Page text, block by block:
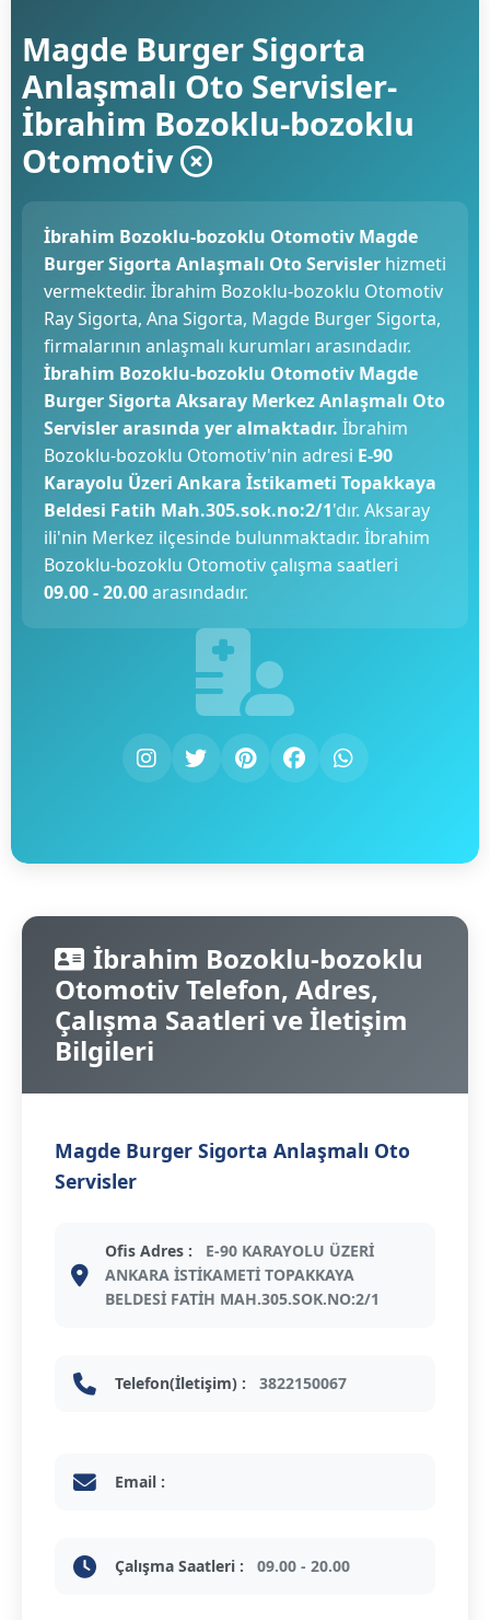
Magde Burger Sigorta
Anlaşmalı Oto Servisler-
İbrahim Bozoklu-bozoklu
Otomotiv
İbrahim Bozoklu-bozoklu Otomotiv Magde
Burger Sigorta Anlaşmalı Oto Servisler hizmeti
vermektedir. İbrahim Bozoklu-bozoklu Otomotiv
Ray Sigorta, Ana Sigorta, Magde Burger Sigorta,
firmalarının anlaşmalı kurumları arasındadır.
İbrahim Bozoklu-bozoklu Otomotiv Magde
Burger Sigorta Aksaray Merkez Anlaşmalı Oto
Servisler arasında yer almaktadır. İbrahim
Bozoklu-bozoklu Otomotiv'nin adresi E-90
Karayolu Üzeri Ankara İstikameti Topakkaya
Beldesi Fatih Mah.305.sok.no:2/1'dır. Aksaray
ili'nin Merkez ilçesinde bulunmaktadır. İbrahim
Bozoklu-bozoklu Otomotiv çalışma saatleri
09.00 - 20.00arasındadır.
İbrahim Bozoklu-bozoklu
Otomotiv Telefon, Adres,
Çalışma Saatleri ve İletişim
Bilgileri
Magde Burger Sigorta Anlaşmalı Oto
Servisler
Ofis Adres :
E-90 KARAYOLU ÜZERİ
ANKARA İSTİKAMETİ TOPAKKAYA
BELDESİ FATİH MAH.305.SOK.NO:2/1
Telefon(İletişim) : 3822150067
Email :
Çalışma Saatleri : 09.00 - 20.00